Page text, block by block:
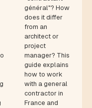
général"? How
does it differ
from an
architect or
project
manager? This
guide explains
how to work
with a general
contractor in
France and